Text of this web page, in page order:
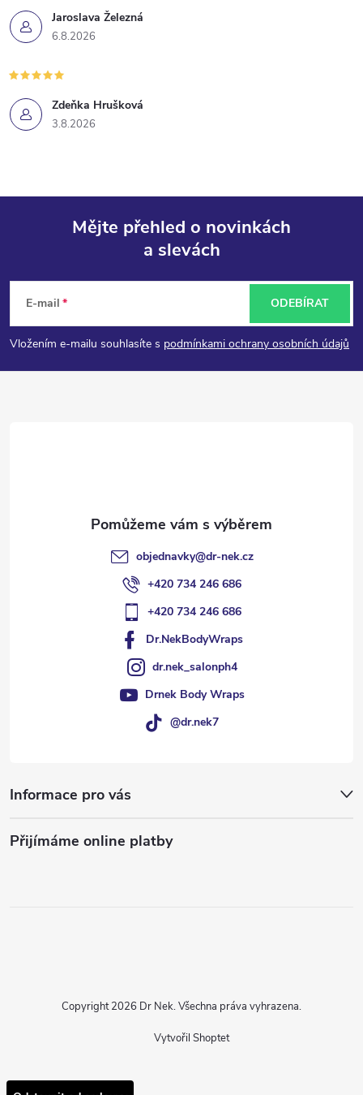
Jaroslava Železná
6.8.2026
Zdeňka Hrušková
3.8.2026
p
Mějte přehled o novinkách
a slevách
E-mail
Vložením e-mailu souhlasíte s podmínkami ochrany osobních údajů
ODEBÍRAT
objednavky@dr-nek.cz
+420 734 246 686
+420 734 246 686
Dr.NekBodyWraps
dr.nek_salonph4
Drnek Body Wraps
@dr.nek7
Informace pro vás
Přijímáme online platby
Vytvořil Shoptet
Copyright 2026 Dr Nek. Všechna práva vyhrazena.